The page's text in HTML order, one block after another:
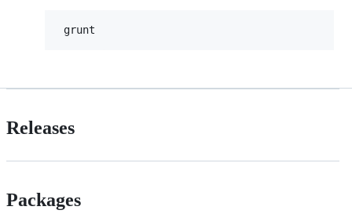
Releases
Packages